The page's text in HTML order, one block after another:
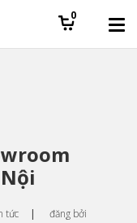
0
tức |
đăng bởi